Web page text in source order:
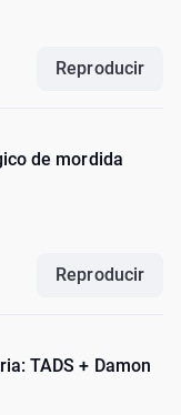
Reproducir
de mordida
Reproducir
TADS + Damon